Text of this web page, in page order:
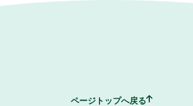
ページトップへ戻る